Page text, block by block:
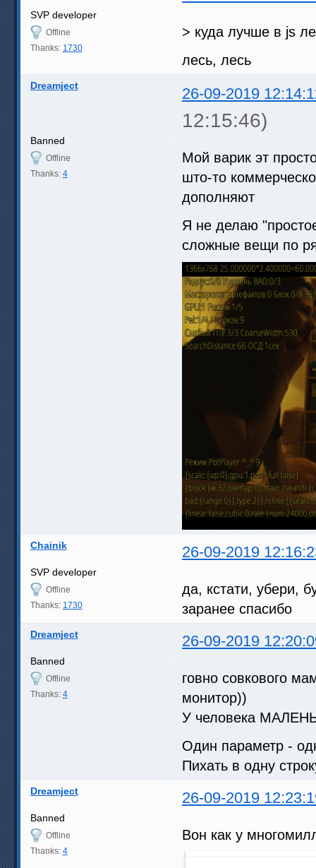
SVP developer
Offline
Thanks: 1730
> куда лучше в js
лесь, лесь
Dreamject 26-09-2019
12:15:46)
Banned
Offline
Thanks: 4
Мой варик эт
што-то
дополняют
Я не делаю
сложные вещи по
Chainik 26-09-2019
SVP developer
Offline
Thanks: 1730
да, кстати, убери,
заранее спасибо
Dreamject 26-09-2019
Banned
Offline
Thanks: 4
говно совкового
монитор))
У человека
Один параметр -
Пихать в одну
Dreamject 26-09-2019
Banned
Offline
Thanks: 4
Вон как у